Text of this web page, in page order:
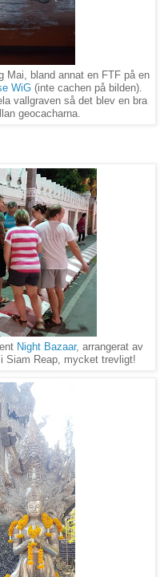
Mai, bland annat en FTF på en
WiG (inte cachen på bilden).
vallgraven så det blev en bra
geocacharna.
Night Bazaar, arrangerat av
Siam Reap, mycket trevligt!